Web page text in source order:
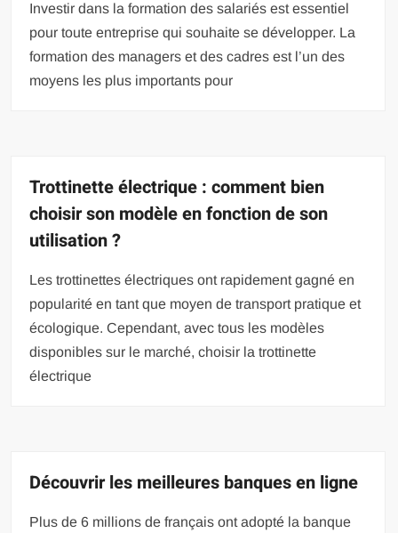
Investir dans la formation des salariés est essentiel
pour toute entreprise qui souhaite se développer. La
formation des managers et des cadres est l’un des
moyens les plus importants pour
Trottinette électrique : comment bien
choisir son modèle en fonction de son
utilisation ?
Les trottinettes électriques ont rapidement gagné en
popularité en tant que moyen de transport pratique et
écologique. Cependant, avec tous les modèles
disponibles sur le marché, choisir la trottinette
électrique
Découvrir les meilleures banques en ligne
Plus de 6 millions de français ont adopté la banque